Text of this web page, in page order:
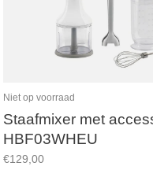
Niet op voorraad
Staafmixer met
HBF03WHEU
€129,00